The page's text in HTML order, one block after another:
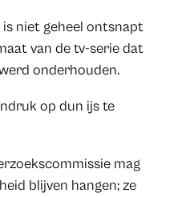
is niet geheel ontsnapt
van de tv-serie dat
onderhouden.
op dun ijs te
mag
blijven hangen; ze